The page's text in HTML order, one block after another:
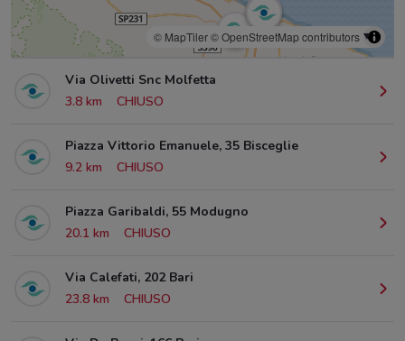
© MapTiler© OpenStreetMap contributors
Via Olivetti Snc Molfetta
3.8 km
CHIUSO
Piazza Vittorio Emanuele, 35 Bisceglie
9.2 km
CHIUSO
Piazza Garibaldi, 55 Modugno
20.1 km
CHIUSO
Via Calefati, 202 Bari
23.8 km
CHIUSO